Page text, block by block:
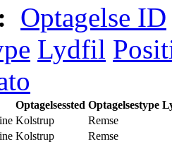
Optagelse ID
Lydfil
Optagelsessted Optagelsestype
Kolstrup
Remse
Kolstrup Remse